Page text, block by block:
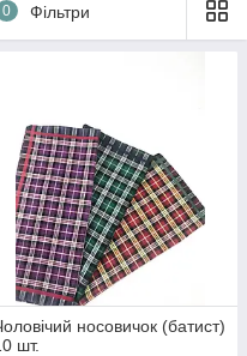
0 Фільтри
носовичок (батист)
шт.